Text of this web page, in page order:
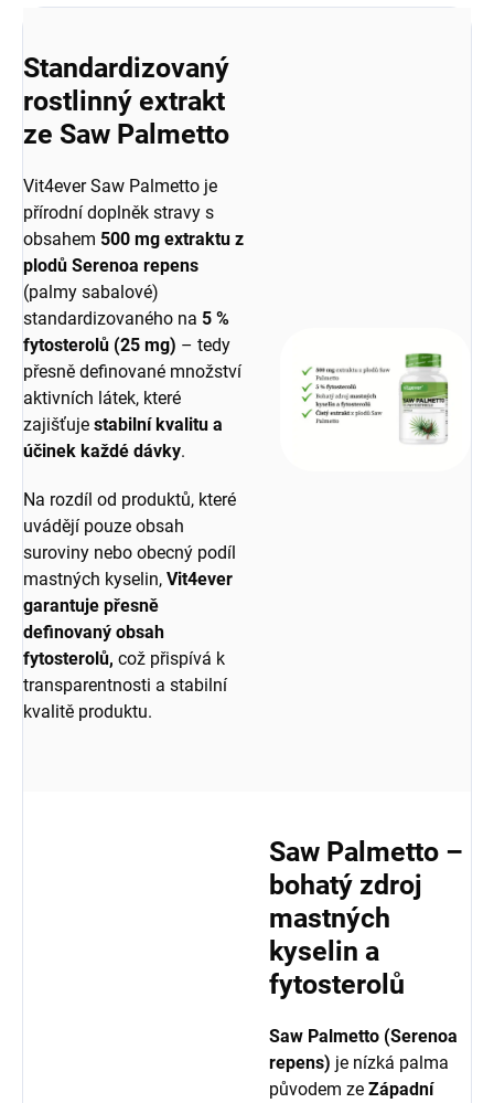
Standardizovaný
rostlinný extrakt
ze Saw Palmetto
Vit4ever Saw Palmetto je
přírodní doplněk stravy s
obsahem 500 mg extraktu z
plodů Serenoa repens
(palmy sabalové)
standardizovaného na 5 %
fytosterolů (25 mg) – tedy
přesně definované množství
aktivních látek, které
zajišťuje stabilní kvalitu a
účinek každé dávky.
Na rozdíl od produktů, které
uvádějí pouze obsah
suroviny nebo obecný podíl
mastných kyselin, Vit4ever
garantuje přesně
definovaný obsah
fytosterolů, což přispívá k
transparentnosti a stabilní
kvalitě produktu.
Saw Palmetto –
bohatý zdroj
mastných
kyselin a
fytosterolů
Saw Palmetto (Serenoa
repens) je nízká palma
původem ze Západní